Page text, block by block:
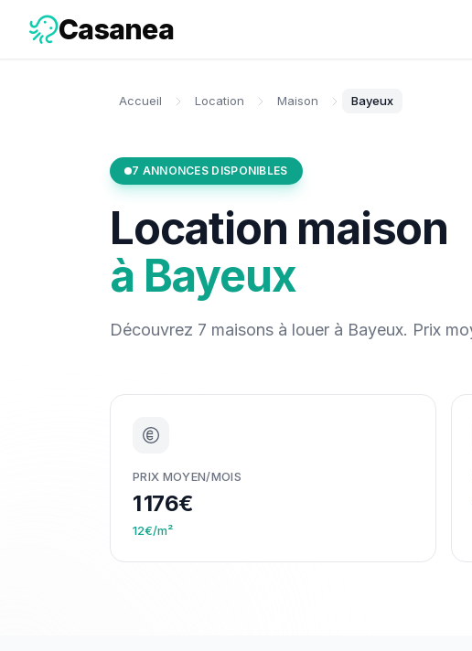
Casanea
Accueil Location Maison Bayeux
7 ANNONCES DISPONIBLES
Location maison
à Bayeux
Découvrez 7 maisons à louer à Bayeux. Prix
PRIX MOYEN/MOIS
1 176€
12€/m²